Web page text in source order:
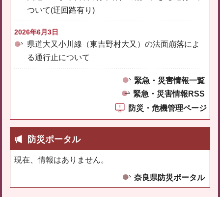
ついて(迂回路有り)
2026年6月3日
県道大又小川線（東吉野村大又）の法面崩落によ
る通行止について
緊急・災害情報一覧
緊急・災害情報RSS
防災・危機管理ページ
防災ポータル
現在、情報はありません。
奈良県防災ポータル